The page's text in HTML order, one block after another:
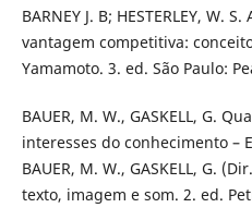
BARNEY J. B; HESTERLEY, W.
vantagem competitiva:
Yamamoto. 3. ed. São Paulo:
BAUER, M. W., GASKELL, G.
interesses do conhecimento –
BAUER, M. W., GASKELL, G.
texto, imagem e som. 2. ed.